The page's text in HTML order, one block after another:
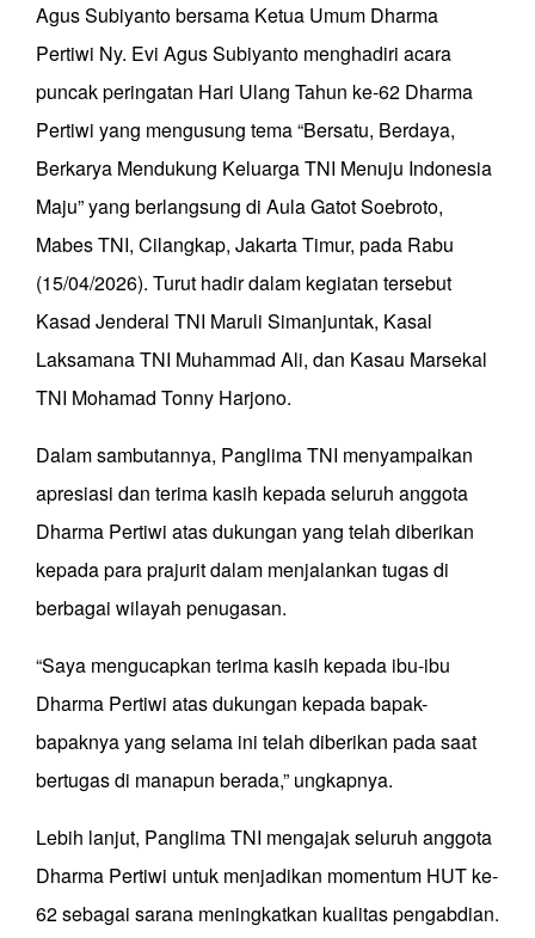
Agus Subiyanto bersama Ketua Umum Dharma
Pertiwi Ny. Evi Agus Subiyanto menghadiri acara
puncak peringatan Hari Ulang Tahun ke-62 Dharma
Pertiwi yang mengusung tema “Bersatu, Berdaya,
Berkarya Mendukung Keluarga TNI Menuju Indonesia
Maju” yang berlangsung di Aula Gatot Soebroto,
Mabes TNI, Cilangkap, Jakarta Timur, pada Rabu
(15/04/2026). Turut hadir dalam kegiatan tersebut
Kasad Jenderal TNI Maruli Simanjuntak, Kasal
Laksamana TNI Muhammad Ali, dan Kasau Marsekal
TNI Mohamad Tonny Harjono.
Dalam sambutannya, Panglima TNI menyampaikan
apresiasi dan terima kasih kepada seluruh anggota
Dharma Pertiwi atas dukungan yang telah diberikan
kepada para prajurit dalam menjalankan tugas di
berbagai wilayah penugasan.
“Saya mengucapkan terima kasih kepada ibu-ibu
Dharma Pertiwi atas dukungan kepada bapak-
bapaknya yang selama ini telah diberikan pada saat
bertugas di manapun berada,” ungkapnya.
Lebih lanjut, Panglima TNI mengajak seluruh anggota
Dharma Pertiwi untuk menjadikan momentum HUT ke-
62 sebagai sarana meningkatkan kualitas pengabdian.